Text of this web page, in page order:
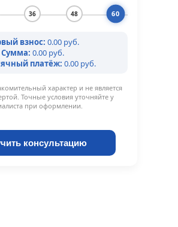
консультацию
36 48 60
взнос: 0.00 руб.
Сумма: 0.00 руб.
платёж: 0.00 руб.
характер и не является
Точные условия уточняйте у
при оформлении.